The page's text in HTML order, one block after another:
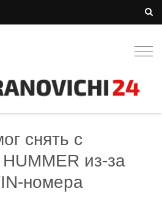
снять с
из-за
номера